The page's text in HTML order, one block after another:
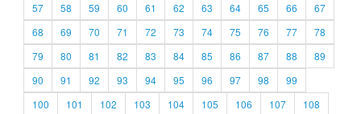
57
58 59 60 61 62 63 64 65 66
67
68
69 70 71 72 73 74 75 76 77
78
79
80 81 82 83 84 85 86 87 88
89
90
91 92 93 94 95 96 97 98
99
100
101 102 103 104 105 106 107
108